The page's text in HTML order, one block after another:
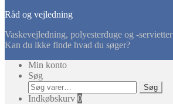
Råd og vejledning
Vaskevejledning, polyesterduge og -servietter
Kan du ikke finde hvad du søger?
Min konto
Søg
Søg
efter:
Søg
Indkøbskurv 0